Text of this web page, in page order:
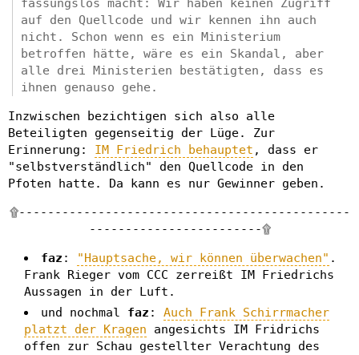
fassungslos macht: Wir haben keinen Zugriff
auf den Quellcode und wir kennen ihn auch
nicht. Schon wenn es ein Ministerium
betroffen hätte, wäre es ein Skandal, aber
alle drei Ministerien bestätigten, dass es
ihnen genauso gehe.
Inzwischen bezichtigen sich also alle
Beteiligten gegenseitig der Lüge. Zur
Erinnerung: IM Friedrich behauptet , dass er
"selbstverständlich" den Quellcode in den
Pfoten hatte. Da kann es nur Gewinner geben.
۩----------------------------------------------
------------------------۩
faz : "Hauptsache, wir können überwachen" .
Frank Rieger vom CCC zerreißt IM Friedrichs
Aussagen in der Luft.
und nochmal faz : Auch Frank Schirrmacher
platzt der Kragen angesichts IM Fridrichs
offen zur Schau gestellter Verachtung des